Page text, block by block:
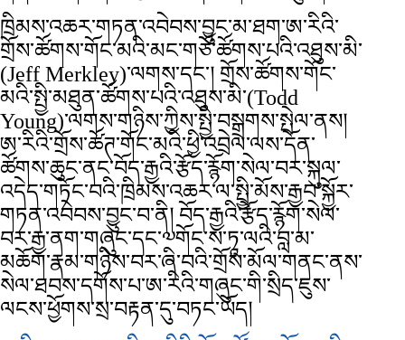
ཁྲིམས་འཆར་གཏན་འབེབས་བྱུང་མ་ཐག་ཨ་རིའི་
གྲོས་ཚོགས་གོང་མའི་མང་གཙོ་ཚོགས་པའི་འཐུས་མི་
(Jeff Merkley)་ལགས་དང་། གྲོས་ཚོགས་གོང་
མའི་སྤྱི་མཐུན་ཚོགས་པའི་འཐུས་མི་(Todd
Young)་ལགས་གཉིས་ཀྱིས་སྤྱི་བསྒྲགས་སྤེལ་ནས།
ཨ་རིའི་གྲོས་ཚོཊ་གོང་མའི་ཕྱི་འབྲེལ་ལས་དོན་
ཚོགས་ཆུང་ནང་བོད་རྒྱའི་རྩོད་རྙོག་སེལ་བར་སྐུལ་
འདེད་གཏོང་བའི་ཁྲིམས་འཆར་ལ་སྤྱི་མོས་རྒྱབ་སྐྱོར་
གཏན་འབེབས་བྱུང་བ་ནི། བོད་རྒྱའི་རྩོད་རྙོག་སེལ་
བར་རྒྱ་ནག་གཞུང་དང་༧གོང་ས་ཏཱ་ལའི་བླ་མ་
མཆོག་རྣམ་གཉིས་བར་ཞི་བའི་གྲོས་མོལ་གནང་ནས་
སེལ་ཐབས་དགོས་པ་ཨ་རིའི་གཞུང་གི་སྲིད་ཇུས་
ལངས་ཕྱོགས་སྲ་བརྟན་དུ་བཏང་ཡོད།